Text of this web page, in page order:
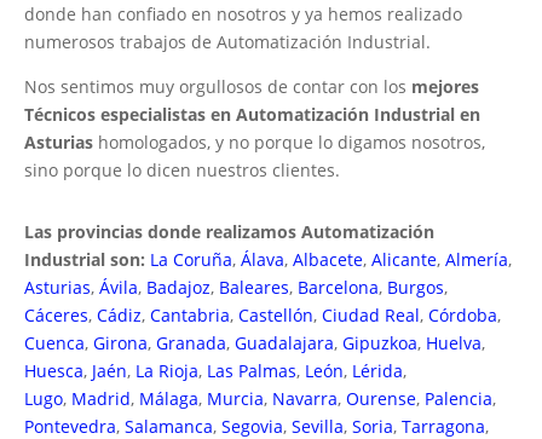
donde han confiado en nosotros y ya hemos realizado
numerosos trabajos de Automatización Industrial.
Nos sentimos muy orgullosos de contar con los mejores
Técnicos especialistas en Automatización Industrial en
Asturias homologados, y no porque lo digamos nosotros,
sino porque lo dicen nuestros clientes.
Las provincias donde realizamos Automatización
Industrial son: La Coruña, Álava, Albacete, Alicante, Almería,
Asturias, Ávila, Badajoz, Baleares, Barcelona, Burgos,
Cáceres, Cádiz, Cantabria, Castellón, Ciudad Real, Córdoba,
Cuenca, Girona, Granada, Guadalajara, Gipuzkoa, Huelva,
Huesca, Jaén, La Rioja, Las Palmas, León, Lérida,
Lugo, Madrid, Málaga, Murcia, Navarra, Ourense, Palencia,
Pontevedra, Salamanca, Segovia, Sevilla, Soria, Tarragona,